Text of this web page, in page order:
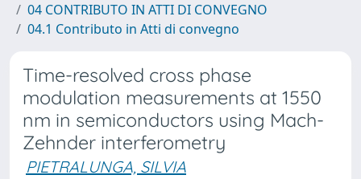
04 CONTRIBUTO IN ATTI DI CONVEGNO
04.1 Contributo in Atti di convegno
Time-resolved cross phase
modulation measurements at 1550
nm in semiconductors using Mach-
Zehnder interferometry
PIETRALUNGA, SILVIA